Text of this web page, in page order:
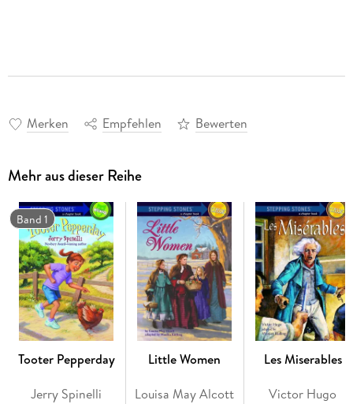
Merken Empfehlen Bewerten
Mehr aus dieser Reihe
Band 1
Tooter Pepperday
Jerry Spinelli
Little Women
Louisa May Alcott
Les Miserables
Victor Hugo